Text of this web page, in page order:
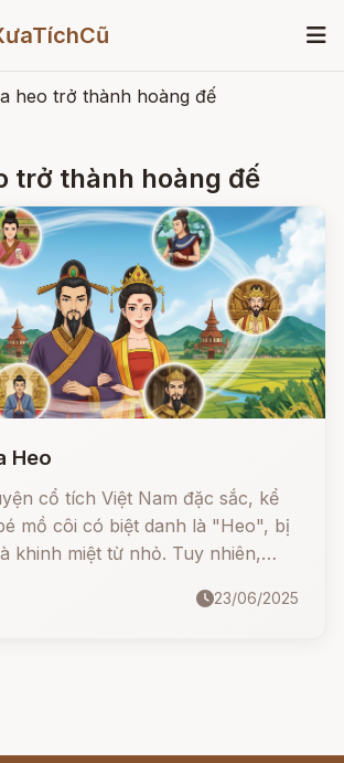
heo trở thành hoàng đế
trở thành hoàng đế
Heo
cổ tích Việt Nam đặc sắc, kể
mồ côi có biệt danh là "Heo", bị
khinh miệt từ nhỏ. Tuy nhiên,
khiến Thần Phật, Heo đã trải
dân chúng yêu mến.
23/06/2025